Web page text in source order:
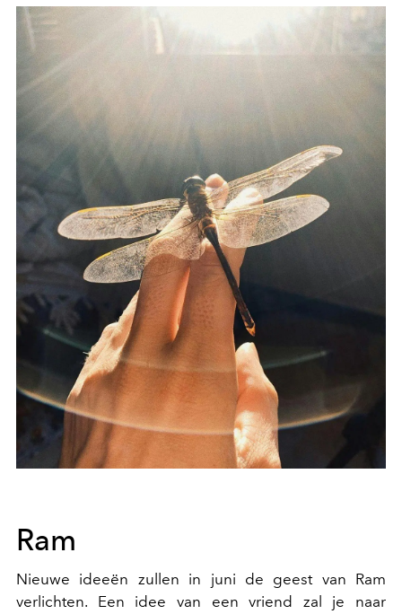
Ram
Nieuwe ideeën zullen in juni de geest van Ram
verlichten. Een idee van een vriend zal je naar